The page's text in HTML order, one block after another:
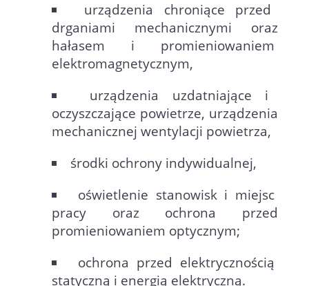
urządzenia chroniące przed
drganiami mechanicznymi oraz
hałasem i promieniowaniem
elektromagnetycznym,
urządzenia uzdatniające i
oczyszczające powietrze, urządzenia
mechanicznej wentylacji powietrza,
środki ochrony indywidualnej,
oświetlenie stanowisk i miejsc
pracy oraz ochrona przed
promieniowaniem optycznym;
ochrona przed elektrycznością
statyczną i energią elektryczną.